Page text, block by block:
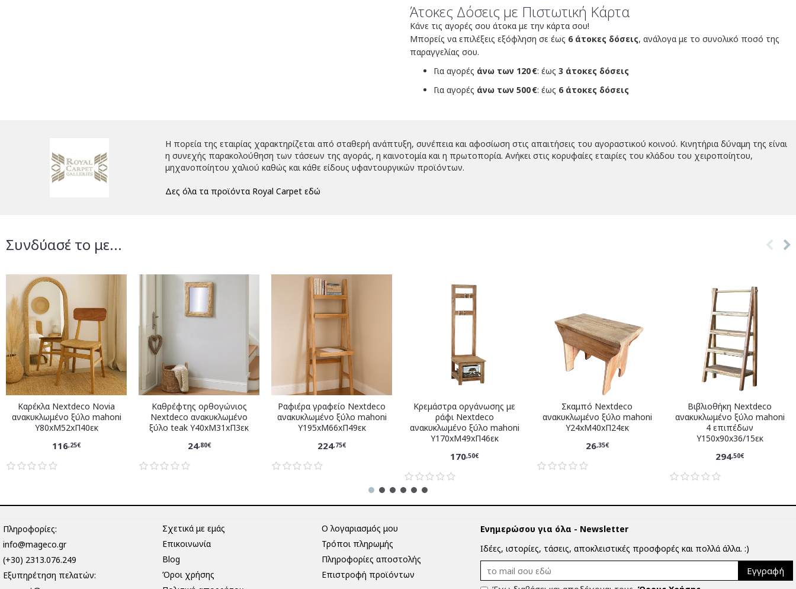
Άτοκες Δόσεις με Πιστωτική Κάρτα
Κάνε τις αγορές σου άτοκα με την κάρτα σου!
Μπορείς να επιλέξεις εξόφληση σε έως 6 άτοκες δόσεις, ανάλογα με το συνολικό ποσό της
παραγγελίας σου.
Για αγορές άνω των 120 €: έως 3 άτοκες δόσεις
Για αγορές άνω των 500 €: έως 6 άτοκες δόσεις
Η πορεία της εταιρίας χαρακτηρίζεται από σταθερή ανάπτυξη, συνέπεια και αφοσίωση στις απαιτήσεις του αγοραστικού κοινού. Κινητήρια δύναμη της είναι
η συνεχής παρακολούθηση των τάσεων της αγοράς, η καινοτομία και η πρωτοπορία. Ανήκει στις κορυφαίες εταιρίες του κλάδου του χειροποίητου,
μηχανοποίητου χαλιού καθώς και κάθε είδους υφαντουργικών προϊόντων.
Δες όλα τα προϊόντα Royal Carpet εδώ
Συνδύασέ το με...
Καρέκλα Nextdeco Novia
ανακυκλωμένο ξύλο mahoni
Υ80xM52xΠ40εκ
116,25€
Καθρέφτης ορθογώνιος
Nextdeco ανακυκλωμένο
ξύλο teak Υ40xM31xΠ3εκ
24,80€
Ραφιέρα γραφείο Nextdeco
ανακυκλωμένο ξύλο mahoni
Υ195xM66xΠ49εκ
224,75€
Κρεμάστρα οργάνωσης με
ράφι Nextdeco
ανακυκλωμένο ξύλο mahoni
Υ170xM49xΠ46εκ
170,50€
Σκαμπό Nextdeco
ανακυκλωμένο ξύλο mahoni
Υ24xM40xΠ24εκ
26,35€
Βιβλιοθήκη Nextdeco
ανακυκλωμένο ξύλο mahoni
4 επιπέδων
Υ150x90x36/15εκ
294,50€
Πληροφορίες:
info@mageco.gr
(+30) 2313.076.249
Eξυπηρέτηση πελατών:
Σχετικά με εμάς
Επικοινωνία
Blog
Όροι χρήσης
Ο λογαριασμός μου
Τρόποι πληρωμής
Πληροφορίες αποστολής
Επιστροφή προϊόντων
Ενημερώσου για όλα - Newsletter
Ιδέες, ιστορίες, τάσεις, αποκλειστικές προσφορές και πολλά άλλα. :)
Εγγραφή